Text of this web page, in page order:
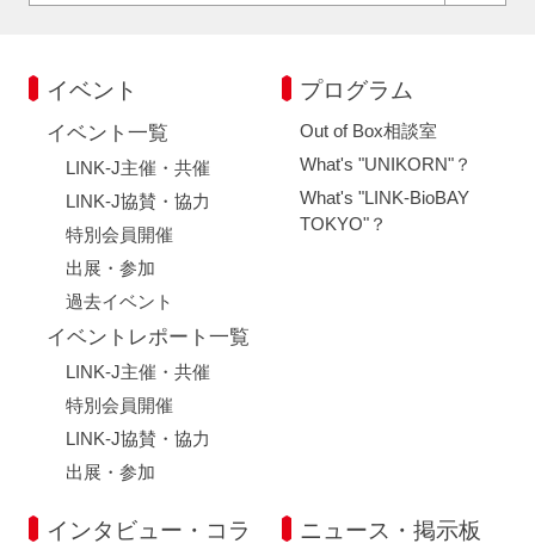
イベント
イベント一覧
LINK-J主催・共催
LINK-J協賛・協力
特別会員開催
出展・参加
過去イベント
イベントレポート一覧
LINK-J主催・共催
特別会員開催
LINK-J協賛・協力
出展・参加
プログラム
Out of Box相談室
What's "UNIKORN"？
What's "LINK-BioBAY
TOKYO"？
インタビュー・コラ
ニュース・掲示板